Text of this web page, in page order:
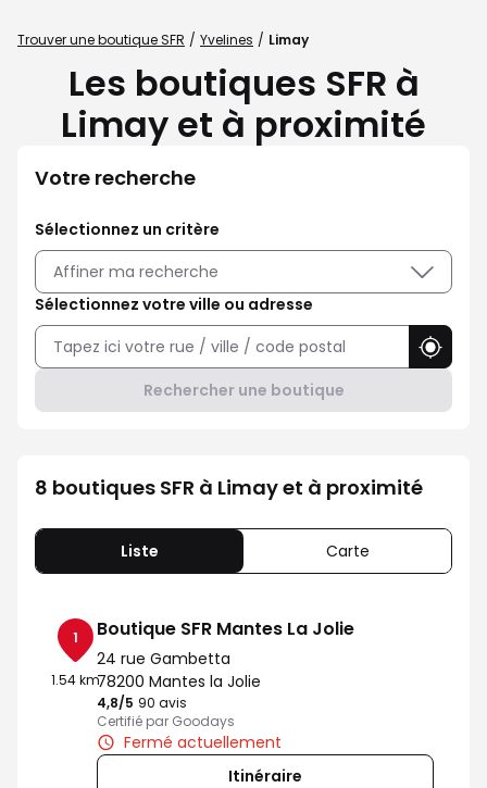
Trouver une boutique SFR Yvelines Limay
Les boutiques SFR à
Limay et à proximité
Votre recherche
Sélectionnez un critère
Affiner ma recherche
Sélectionnez votre ville ou adresse
Rechercher une boutique
8 boutiques SFR à Limay et à proximité
Liste Carte
1
1.54 km
Boutique SFR Mantes La Jolie
24 rue Gambetta
78200 Mantes la Jolie
4,8/5 Note de 4.8 sur 5
90 avis
Certifié par Goodays
Fermé actuellement
Itinéraire